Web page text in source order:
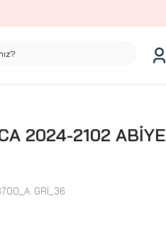
2024-2102 ABİYE
GRİ_36